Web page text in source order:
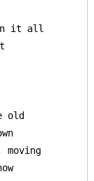
in it all
old
moving